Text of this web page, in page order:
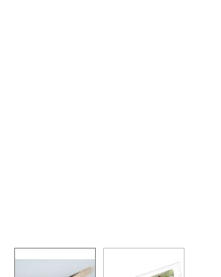
View larger imageView larger